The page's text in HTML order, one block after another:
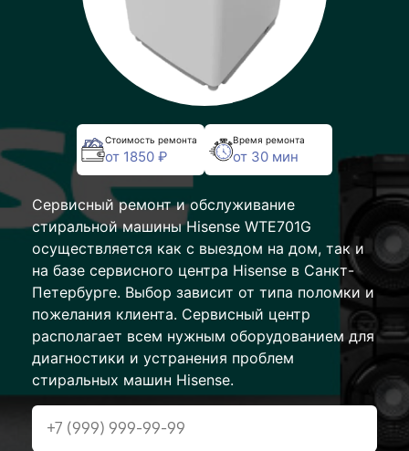
Стоимость ремонта
от 1850 ₽
Время ремонта
от 30 мин
Сервисный ремонт и обслуживание
стиральной машины Hisense WTE701G
осуществляется как с выездом на дом, так и
на базе сервисного центра Hisense в Санкт-
Петербурге. Выбор зависит от типа поломки и
пожелания клиента. Сервисный центр
располагает всем нужным оборудованием для
диагностики и устранения проблем
стиральных машин Hisense.